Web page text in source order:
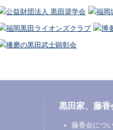
黒田家、藤香
藤香会につ